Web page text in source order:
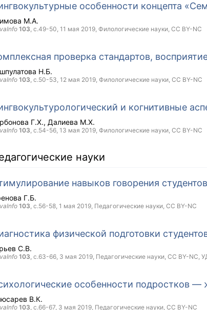
особенности концепта
М.А.
103, с.49-50, 11 мая 2019, Филологические науки, CC BY-NC
проверка стандартов,
Н.Б.
103, с.50-53, 12 мая 2019, Филологические науки, CC BY-NC
и когнитивные
Г.Х. Далиева М.Х.
103, с.54-56, 13 мая 2019, Филологические науки, CC BY-NC
науки
навыков говорения
Г.Б.
103, с.56-58, 1 мая 2019, Педагогические науки, CC BY-NC
физической подготовки
С.В.
103, с.63-66, 3 мая 2019, Педагогические науки, CC BY-NC,
особенности подростков
В.К.
103, с.66-67, 3 мая 2019, Педагогические науки, CC BY-NC